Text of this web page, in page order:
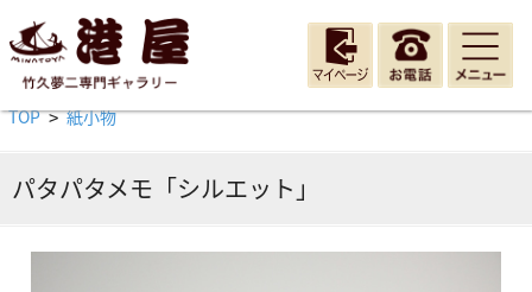
TOP > 紙小物
パタパタメモ「シルエット」